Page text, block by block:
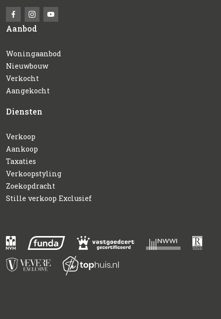
Aanbod
Woningaanbod
Nieuwbouw
Verkocht
Aangekocht
Diensten
Verkoop
Aankoop
Taxaties
Verkoopstyling
Zoekopdracht
Stille verkoop Exclusief